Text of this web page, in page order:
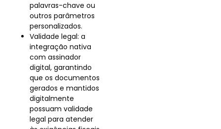
palavras-chave ou
outros parâmetros
personalizados.
Validade legal: a
integração nativa
com assinador
digital, garantindo
que os documentos
gerados e mantidos
digitalmente
possuam validade
legal para atender